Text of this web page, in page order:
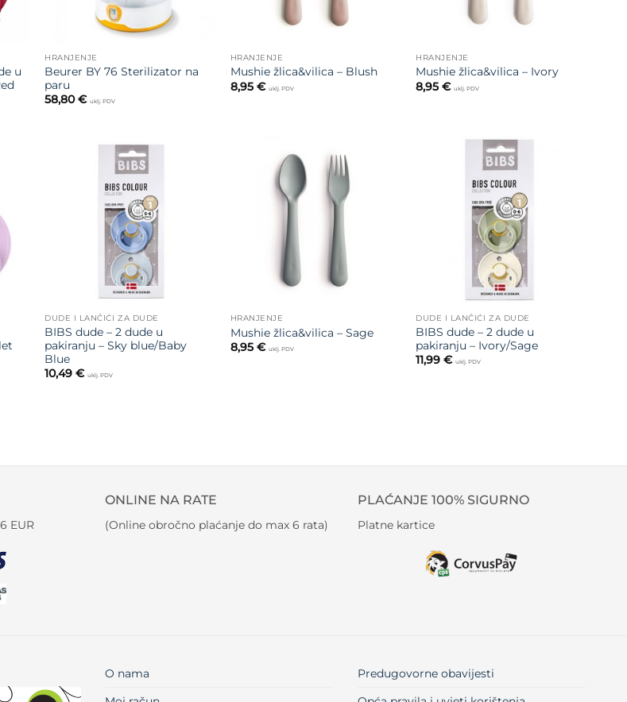
u
HRANJENJE
Beurer BY 76 Sterilizator na
paru
58,80€ uklj. PDV
HRANJENJE
Mushie žlica&vilica – Blush
8,95 € uklj. PDV
HRANJENJE
Mushie žlica&vilica – Ivory
8,95€ uklj. PDV
DUDE I LANČIĆI ZA DUDE
BIBS dude – 2 dude u
pakiranju – Sky blue/Baby
Blue
10,49€ uklj. PDV
HRANJENJE
Mushie žlica&vilica – Sage
8,95 € uklj. PDV
DUDE I LANČIĆI ZA DUDE
BIBS dude – 2 dude u
pakiranju – Ivory/Sage
11,99€ uklj. PDV
EUR
ONLINE NA RATE
(Online obročno plaćanje do max 6 rata)
PLAĆANJE 100% SIGURNO
Platne kartice
O nama
Predugovorne obavijesti